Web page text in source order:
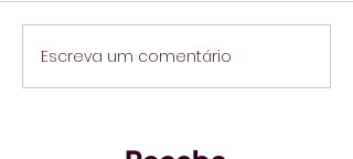
Escreva um comentário